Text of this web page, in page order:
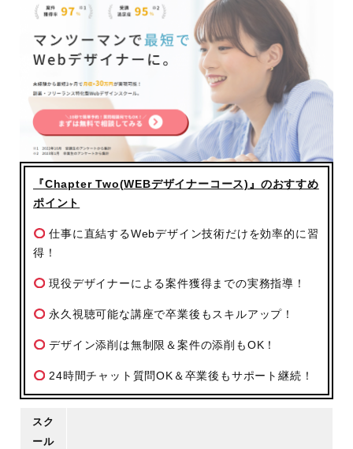
『Chapter Two(WEBデザイナーコース)』のおすすめ
ポイント
仕事に直結するWebデザイン技術だけを効率的に習
得！
現役デザイナーによる案件獲得までの実務指導！
永久視聴可能な講座で卒業後もスキルアップ！
デザイン添削は無制限＆案件の添削もOK！
24時間チャット質問OK＆卒業後もサポート継続！
スク
ール